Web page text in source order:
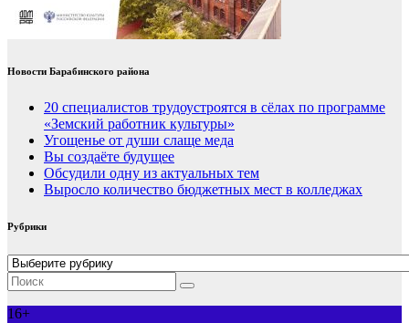
Новости Барабинского района
20 специалистов трудоустроятся в сёлах по программе
«Земский работник культуры»
Угощенье от души слаще меда
Вы создаёте будущее
Обсудили одну из актуальных тем
Выросло количество бюджетных мест в колледжах
Рубрики
Рубрики
16+